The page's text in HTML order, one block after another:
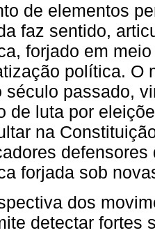
de elementos
faz sentido,
forjado em
política. O
século passado,
de luta por
na
forjada sob
dos
detectar fortes